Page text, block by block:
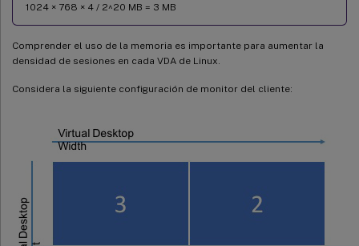
1024 × 768 × 4 / 2^20 MB = 3 MB
Comprender el uso de la memoria es importante para aumentar la
densidad de sesiones en cada VDA de Linux.
Considera la siguiente configuración de monitor del cliente: